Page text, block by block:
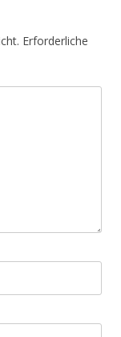
Erforderliche